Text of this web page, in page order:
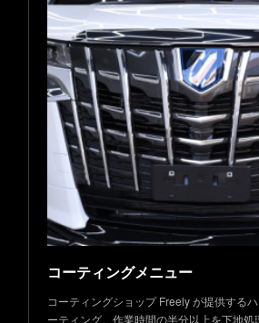
コーティングメニュー
コーティングショップ Freely が提供する
ーティング。作業時間の半分以上を下地